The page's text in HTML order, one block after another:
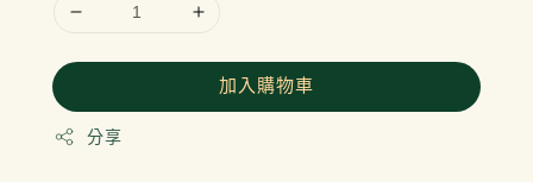
加入購物車
分享